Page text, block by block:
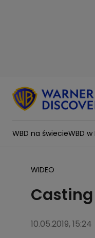
WBD na świecieWBD
WIDEO
10.05.2019, 15:24